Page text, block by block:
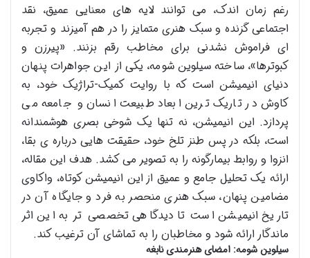
رغم زمان اندک، می توانند لایه های معنایی عمیق، نقد
اجتماعی گزنده و سبک هنری متمایز را در هم آمیزند و تجربه
ای فراموش نشدنی برای مخاطب رقم بزنند. «پیرزن و
کبوترها»، ساخته سیلوین شومه، یکی از این جواهرات پنهان
دنیای انیمیشن است که با روایت کمیک-تراژیک خود، به
کاوش در تاریک ترین ابعاد طبیعت انسان و جامعه می
پردازد. این انیمیشن، نه تنها یک شوخی بصری هوشمندانه
است، بلکه در پس طنز تلخ خود، حقیقت هایی درباره ی بقا،
انزوا و روابط بیمارگونه را به تصویر می کشد. هدف این مقاله،
ارائه یک تحلیل جامع و عمیق از این انیمیشن کوتاه، واکاوی
مضامین پنهان، سبک هنری منحصر به فرد و جایگاه آن در
تاریخ انیمیشن است تا دیدگاهی تخصصی تر به این اثر
ماندگار ارائه شود و مخاطبان را به تماشای آن ترغیب کند.
سیلوین شومه: امضای هنرمندی نابغه